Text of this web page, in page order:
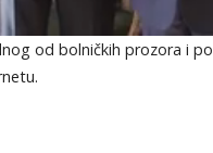
od bolničkih prozora i